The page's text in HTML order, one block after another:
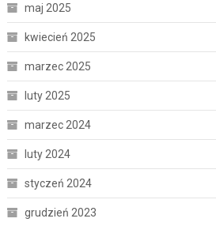
maj 2025
kwiecień 2025
marzec 2025
luty 2025
marzec 2024
luty 2024
styczeń 2024
grudzień 2023